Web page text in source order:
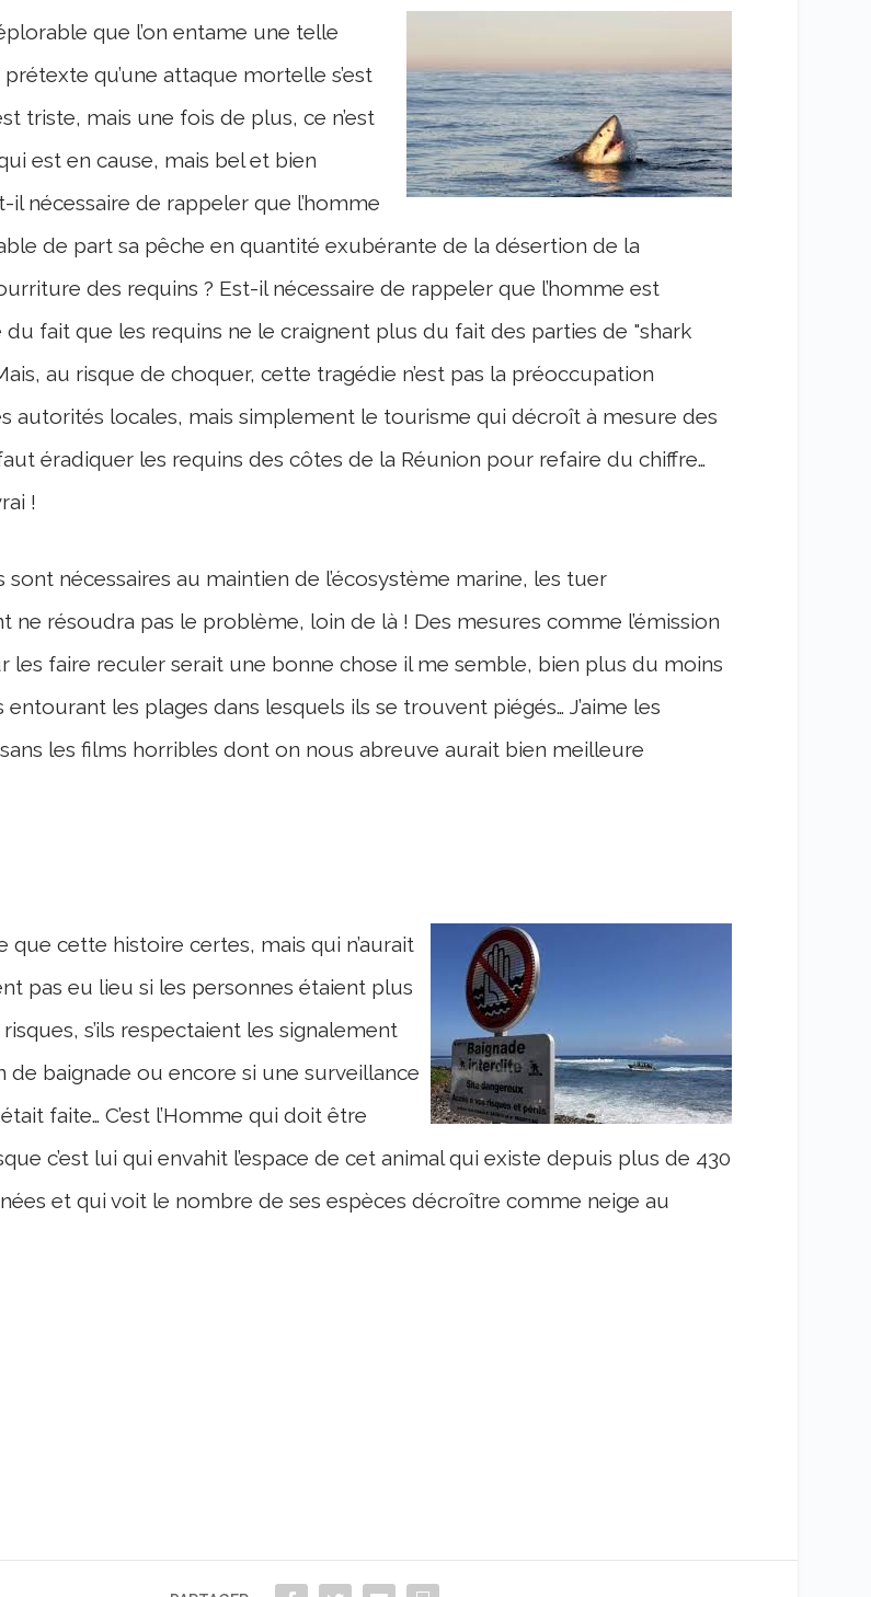
que l’on entame une telle
qu’une attaque mortelle s’est
triste, mais une fois de plus, ce n’est
est en cause, mais bel et bien
il nécessaire de rappeler que l’homme
de part sa pêche en quantité exubérante de la désertion de la
des requins ? Est-il nécessaire de rappeler que l’homme est
du fait que les requins ne le craignent plus du fait des parties de "shark
au risque de choquer, cette tragédie n’est pas la préoccupation
autorités locales, mais simplement le tourisme qui décroît à mesure des
éradiquer les requins des côtes de la Réunion pour refaire du chiffre…
!
sont nécessaires au maintien de l’écosystème marine, les tuer
ne résoudra pas le problème, loin de là ! Des mesures comme l’émission
les faire reculer serait une bonne chose il me semble, bien plus du moins
entourant les plages dans lesquels ils se trouvent piégés… J’aime les
les films horribles dont on nous abreuve aurait bien meilleure
que cette histoire certes, mais qui n’aurait
pas eu lieu si les personnes étaient plus
s’ils respectaient les signalement
de baignade ou encore si une surveillance
faite… C’est l’Homme qui doit être
c’est lui qui envahit l’espace de cet animal qui existe depuis plus de 430
et qui voit le nombre de ses espèces décroître comme neige au